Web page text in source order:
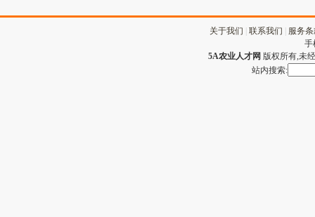
关于我们 联系我们
服务
手
5A农业人才网 版权所有,未
站内搜索: